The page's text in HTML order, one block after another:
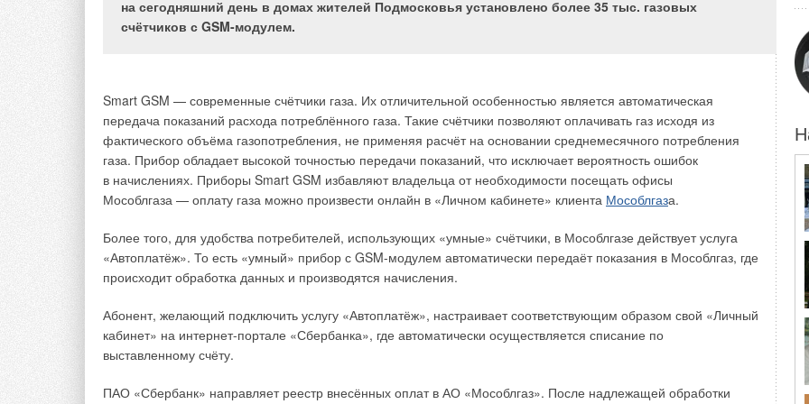
на сегодняшний день в домах жителей Подмосковья установлено более 35 тыс. газовых
счётчиков с GSM-модулем.
Smart GSM — современные счётчики газа. Их отличительной особенностью является автоматическая
передача показаний расхода потреблённого газа. Такие счётчики позволяют оплачивать газ исходя из
фактического объёма газопотребления, не применяя расчёт на основании среднемесячного потребления
газа. Прибор обладает высокой точностью передачи показаний, что исключает вероятность ошибок
в начислениях. Приборы Smart GSM избавляют владельца от необходимости посещать офисы
Мособлгаза — оплату газа можно произвести онлайн в «Личном кабинете» клиента Мособлгаза.
Более того, для удобства потребителей, использующих «умные» счётчики, в Мособлгазе действует услуга
«Автоплатёж». То есть «умный» прибор с GSM-модулем автоматически передаёт показания в Мособлгаз, где
происходит обработка данных и производятся начисления.
Абонент, желающий подключить услугу «Автоплатёж», настраивает соответствующим образом свой «Личный
кабинет» на интернет-портале «Сбербанка», где автоматически осуществляется списание по
выставленному счёту.
ПАО «Сбербанк» направляет реестр внесённых оплат в АО «Мособлгаз». После надлежащей обработки
Часто небольшие населённые пункты вообще не располагают централизованными инженерными
коммуникациями для обеспечения населения и экономики энергоресурсами. Сегодня на рынке существуют
передовые технологические решения, в том числе отечественного производства, позволяющие решить
вышеуказанные проблемы в сфере теплоснабжения.
Речь идёт о системах геотермального теплоснабжения на базе тепловых насосов, применяемых как
и населением и предпринимателями для обеспечения автономного теплоснабжения и горячего
водоснабжения (ГВС) частных домохозяйств, производственных мощностей, складских помещений и т. п.
настоящего времени не рассматривались с правовой точки зрения в качестве объекта права.
Вместе с тем необходимость в этом появляется ввиду того, что между производителями (поставщиками)
которые впоследствии передаются сторонами на разрешение суда.